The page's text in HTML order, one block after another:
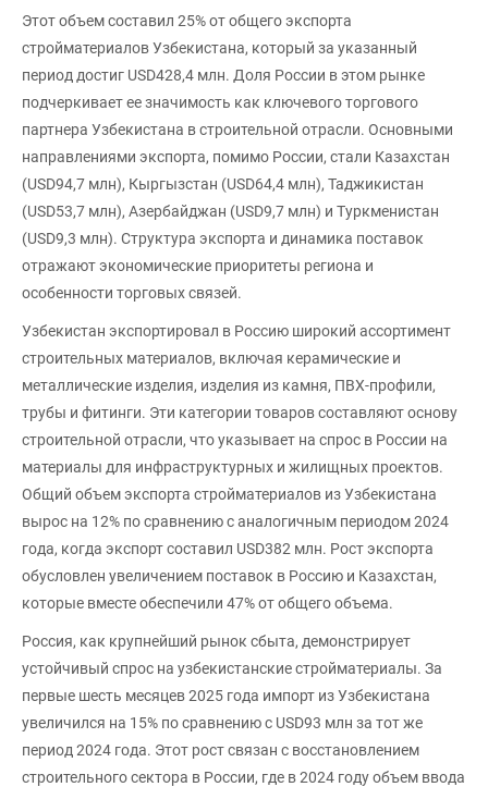
Этот объем составил 25% от общего экспорта
стройматериалов Узбекистана, который за указанный
период достиг USD428,4 млн. Доля России в этом рынке
подчеркивает ее значимость как ключевого торгового
партнера Узбекистана в строительной отрасли. Основными
направлениями экспорта, помимо России, стали Казахстан
(USD94,7 млн), Кыргызстан (USD64,4 млн), Таджикистан
(USD53,7 млн), Азербайджан (USD9,7 млн) и Туркменистан
(USD9,3 млн). Структура экспорта и динамика поставок
отражают экономические приоритеты региона и
особенности торговых связей.
Узбекистан экспортировал в Россию широкий ассортимент
строительных материалов, включая керамические и
металлические изделия, изделия из камня, ПВХ-профили,
трубы и фитинги. Эти категории товаров составляют основу
строительной отрасли, что указывает на спрос в России на
материалы для инфраструктурных и жилищных проектов.
Общий объем экспорта стройматериалов из Узбекистана
вырос на 12% по сравнению с аналогичным периодом 2024
года, когда экспорт составил USD382 млн. Рост экспорта
обусловлен увеличением поставок в Россию и Казахстан,
которые вместе обеспечили 47% от общего объема.
Россия, как крупнейший рынок сбыта, демонстрирует
устойчивый спрос на узбекистанские стройматериалы. За
первые шесть месяцев 2025 года импорт из Узбекистана
увеличился на 15% по сравнению с USD93 млн за тот же
период 2024 года. Этот рост связан с восстановлением
строительного сектора в России, где в 2024 году объем ввода